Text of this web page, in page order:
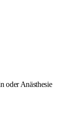
oder Anästhesie